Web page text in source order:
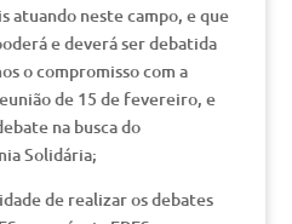
atuando neste campo, e que
e deverá ser debatida
o compromisso com a
de 15 de fevereiro, e
na busca do
Solidária;
de realizar os debates